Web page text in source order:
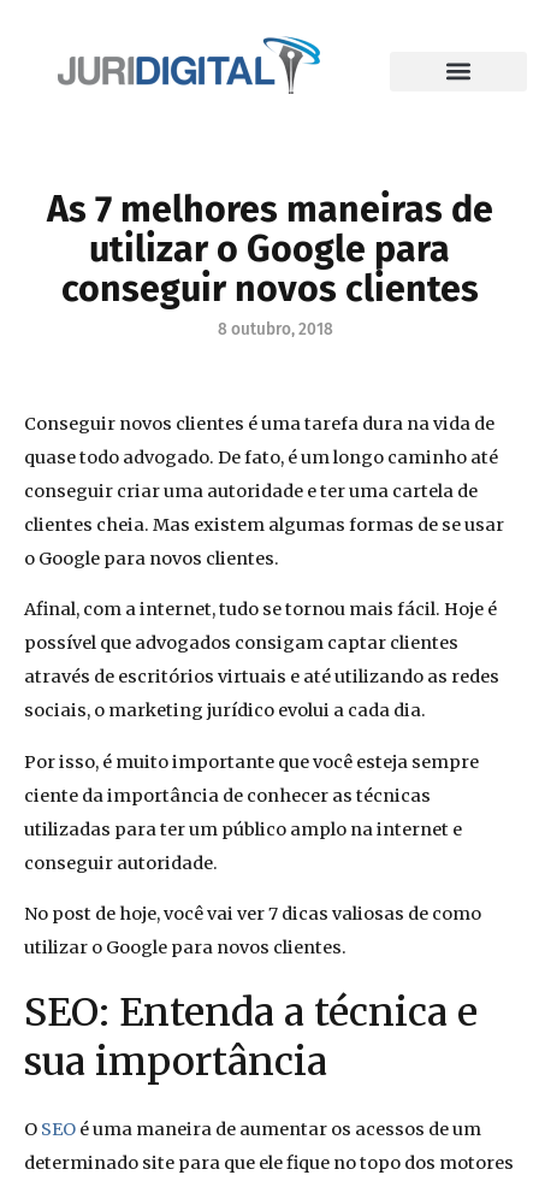
As 7 melhores maneiras de
utilizar o Google para
conseguir novos clientes
8 outubro, 2018
Conseguir novos clientes é uma tarefa dura na vida de
quase todo advogado. De fato, é um longo caminho até
conseguir criar uma autoridade e ter uma cartela de
clientes cheia. Mas existem algumas formas de se usar
o Google para novos clientes.
Afinal, com a internet, tudo se tornou mais fácil. Hoje é
possível que advogados consigam captar clientes
através de escritórios virtuais e até utilizando as redes
sociais, o marketing jurídico evolui a cada dia.
Por isso, é muito importante que você esteja sempre
ciente da importância de conhecer as técnicas
utilizadas para ter um público amplo na internet e
conseguir autoridade.
No post de hoje, você vai ver 7 dicas valiosas de como
utilizar o Google para novos clientes.
SEO: Entenda a técnica e
sua importância
O SEO é uma maneira de aumentar os acessos de um
determinado site para que ele fique no topo dos motores